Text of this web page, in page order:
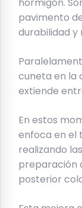
pavimento
durabilidad y
cuneta en la
extiende
En estos
enfoca en el
realizando
preparación
posterior